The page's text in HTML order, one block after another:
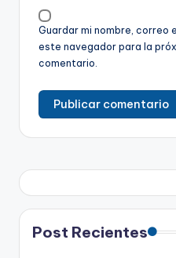
Guardar mi nombre, correo
este navegador para la
comentario.
Post Recientes